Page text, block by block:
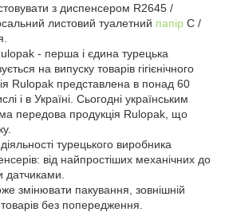
з диспенсером R2645 /
листовий туалетний папір С /
- перша і єдина турецька
на випуску товарів гігієнічного
Rulopak представлена в понад 60
і в Україні. Сьогодні українським
передова продукція Rulopak, що
турецького виробника
від найпростіших механічних до
змінювати пакування, зовнішній
без попередження.